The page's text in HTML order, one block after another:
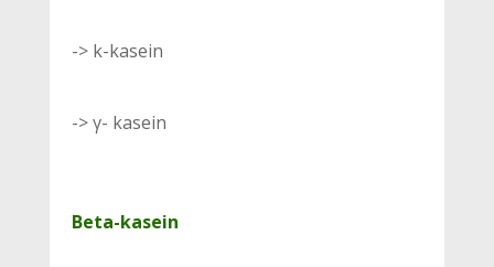
-> k-kasein
-> γ- kasein
Beta-kasein